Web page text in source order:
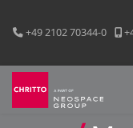
+49 2102 70344-0